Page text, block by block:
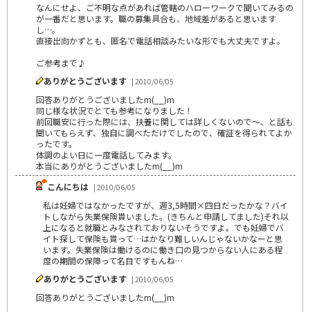
なんにせよ、ご不明な点があれば管轄のハローワークで聞いてみるの
が一番だと思います。職の募集具合も、地域差があると思います
し…。
直接出向かずとも、匿名で電話相談みたいな形でも大丈夫ですよ。
ご参考まで♪
ありがとうございます | 2010/06/05
回答ありがとうございましたm(__)m
同じ様な状況でとても参考になりました！
前回職安に行った際には、扶養に関しては詳しくないので～、と話も
聞いてもらえず、独自に調べただけでしたので、確証を得られてよか
ったです。
体調のよい日に一度電話してみます。
本当にありがとうございましたm(__)m
こんにちは | 2010/06/05
私は妊婦ではなかったですが、週3,5時間×四日だったかな？バイ
トしながら失業保険貰いました。(きちんと申請してました)それ以
上になると就職とみなされておりないそうですよ。でも妊婦でバ
イト探して保険も貰って…はかなり難しいんじゃないかなーと思
います。失業保険は働けるのに働き口の見つからない人にある程
度の期間の保障って名目ですもんね…
ありがとうございます | 2010/06/05
回答ありがとうございましたm(__)m